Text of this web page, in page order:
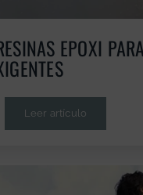
EPOXI
Leer artículo